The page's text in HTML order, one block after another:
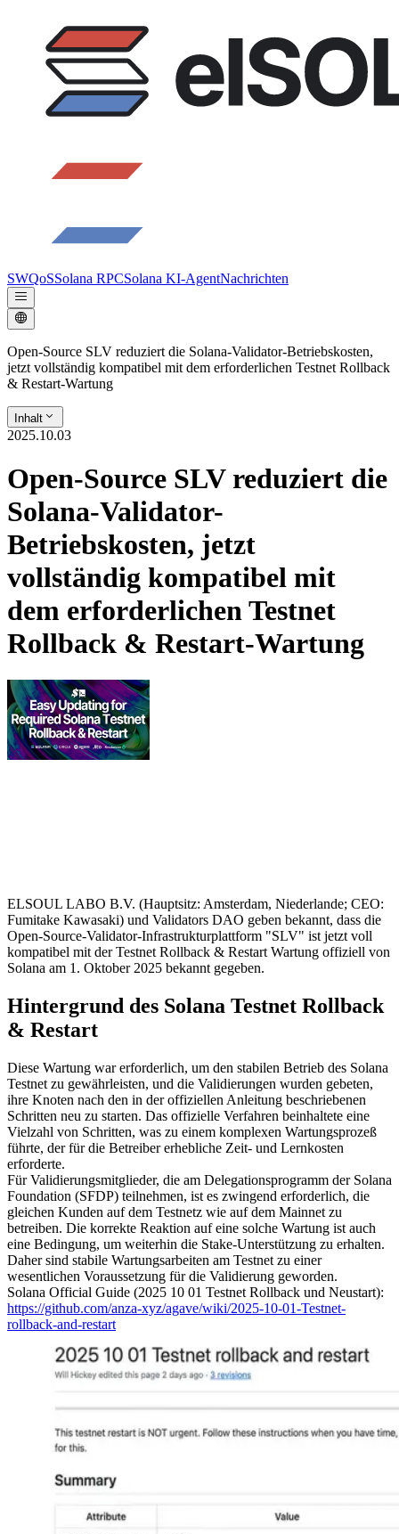
SWQoSSolana RPCSolana KI-AgentNachrichten
Open-Source SLV reduziert die Solana-Validator-Betriebskosten,
jetzt vollständig kompatibel mit dem erforderlichen Testnet Rollback
& Restart-Wartung
Inhalt
2025.10.03
Open-Source SLV reduziert die
Solana-Validator-
Betriebskosten, jetzt
vollständig kompatibel mit
dem erforderlichen Testnet
Rollback & Restart-Wartung
ELSOUL LABO B.V. (Hauptsitz: Amsterdam, Niederlande; CEO:
Fumitake Kawasaki) und Validators DAO geben bekannt, dass die
Open-Source-Validator-Infrastrukturplattform "SLV" ist jetzt voll
kompatibel mit der Testnet Rollback & Restart Wartung offiziell von
Solana am 1. Oktober 2025 bekannt gegeben.
Hintergrund des Solana Testnet Rollback
& Restart
Diese Wartung war erforderlich, um den stabilen Betrieb des Solana
Testnet zu gewährleisten, und die Validierungen wurden gebeten,
ihre Knoten nach den in der offiziellen Anleitung beschriebenen
Schritten neu zu starten. Das offizielle Verfahren beinhaltete eine
Vielzahl von Schritten, was zu einem komplexen Wartungsprozeß
führte, der für die Betreiber erhebliche Zeit- und Lernkosten
erforderte.
Für Validierungsmitglieder, die am Delegationsprogramm der Solana
Foundation (SFDP) teilnehmen, ist es zwingend erforderlich, die
gleichen Kunden auf dem Testnetz wie auf dem Mainnet zu
betreiben. Die korrekte Reaktion auf eine solche Wartung ist auch
eine Bedingung, um weiterhin die Stake-Unterstützung zu erhalten.
Daher sind stabile Wartungsarbeiten am Testnet zu einer
wesentlichen Voraussetzung für die Validierung geworden.
Solana Official Guide (2025 10 01 Testnet Rollback und Neustart):
https://github.com/anza-xyz/agave/wiki/2025-10-01-Testnet-
rollback-and-restart